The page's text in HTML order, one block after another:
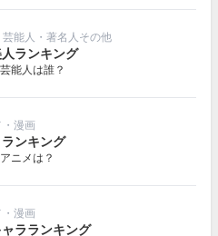
芸能人・著名人その他
ランキング
能人は誰？
・漫画
ンキング
ニメは？
・漫画
ラランキング